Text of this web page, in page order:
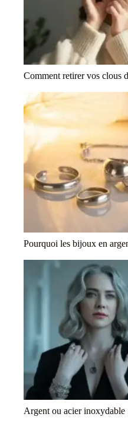
Comment retirer vos clous
Pourquoi les bijoux en
Argent ou acier inoxydable